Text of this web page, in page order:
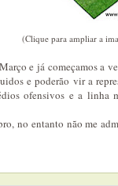
(Clique para ampliar a
e já começamos a
e poderão vir a
ofensivos e a linha
no entanto não me